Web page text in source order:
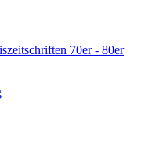
70er - 80er